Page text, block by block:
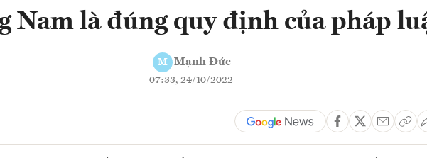
Nam là đúng quy định của pháp
M Mạnh Đức
07:33, 24/10/2022